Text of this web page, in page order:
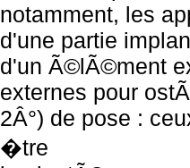
notamment, les
d'une partie
d'un Ã©lÃ©ment
externes pour
2Â°) de pose :
�tre